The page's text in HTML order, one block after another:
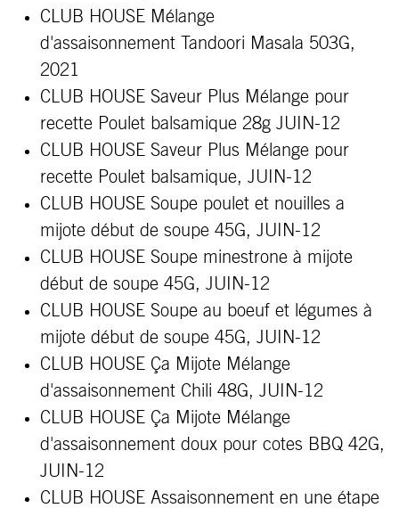
CLUB HOUSE Mélange
d'assaisonnement Tandoori Masala 503G,
2021
CLUB HOUSE Saveur Plus Mélange pour
recette Poulet balsamique 28g JUIN-12
CLUB HOUSE Saveur Plus Mélange pour
recette Poulet balsamique, JUIN-12
CLUB HOUSE Soupe poulet et nouilles a
mijote début de soupe 45G, JUIN-12
CLUB HOUSE Soupe minestrone à mijote
début de soupe 45G, JUIN-12
CLUB HOUSE Soupe au boeuf et légumes à
mijote début de soupe 45G, JUIN-12
CLUB HOUSE Ça Mijote Mélange
d'assaisonnement Chili 48G, JUIN-12
CLUB HOUSE Ça Mijote Mélange
d'assaisonnement doux pour cotes BBQ 42G,
JUIN-12
CLUB HOUSE Assaisonnement en une étape